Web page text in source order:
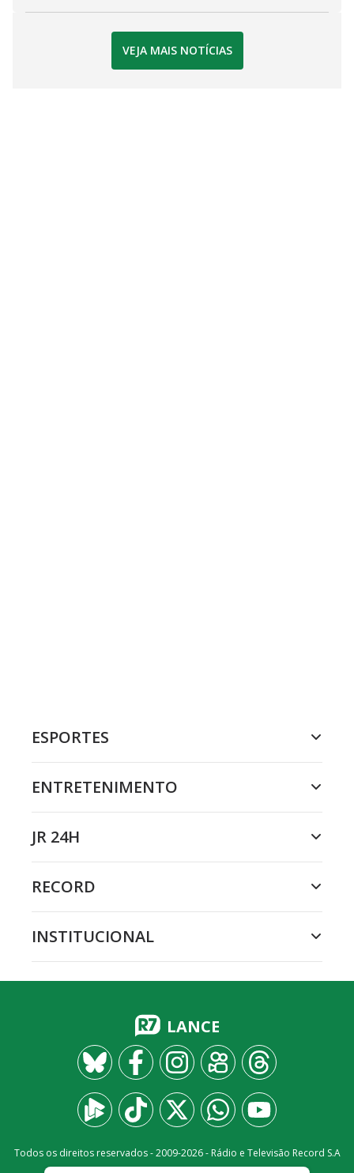
VEJA MAIS NOTÍCIAS
ESPORTES
ENTRETENIMENTO
JR 24H
RECORD
INSTITUCIONAL
LANCE
Todos os direitos reservados - 2009-2026- Rádio e Televisão Record S.A